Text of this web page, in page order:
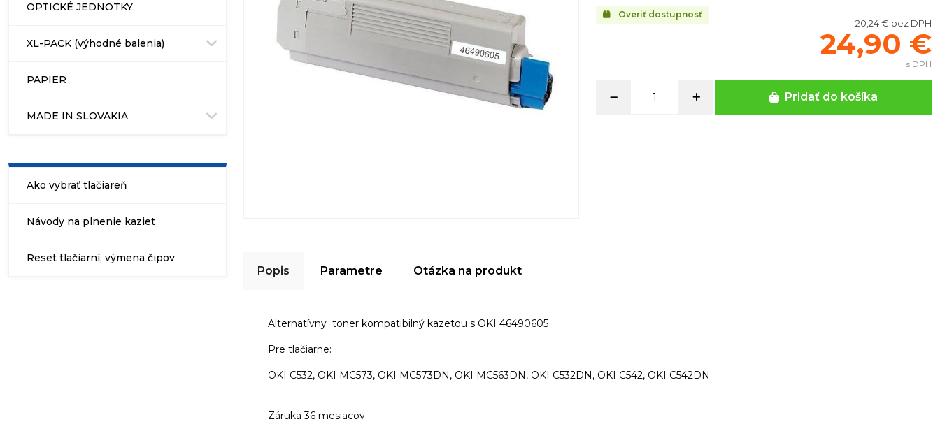
OPTICKÉ JEDNOTKY
XL-PACK (výhodné balenia)
PAPIER
MADE IN SLOVAKIA
Ako vybrať tlačiareň
Návody na plnenie kaziet
Reset tlačiarní, výmena čipov
Overiť dostupnosť
20,24 € bez DPH
24,90 €
s DPH
Pridať do košíka
Popis Parametre Otázka na produkt
Alternatívny toner kompatibilný kazetou s OKI 46490605
Pre tlačiarne:
OKI C532, OKI MC573, OKI MC573DN, OKI MC563DN, OKI C532DN, OKI C542, OKI C542DN
Záruka 36 mesiacov.